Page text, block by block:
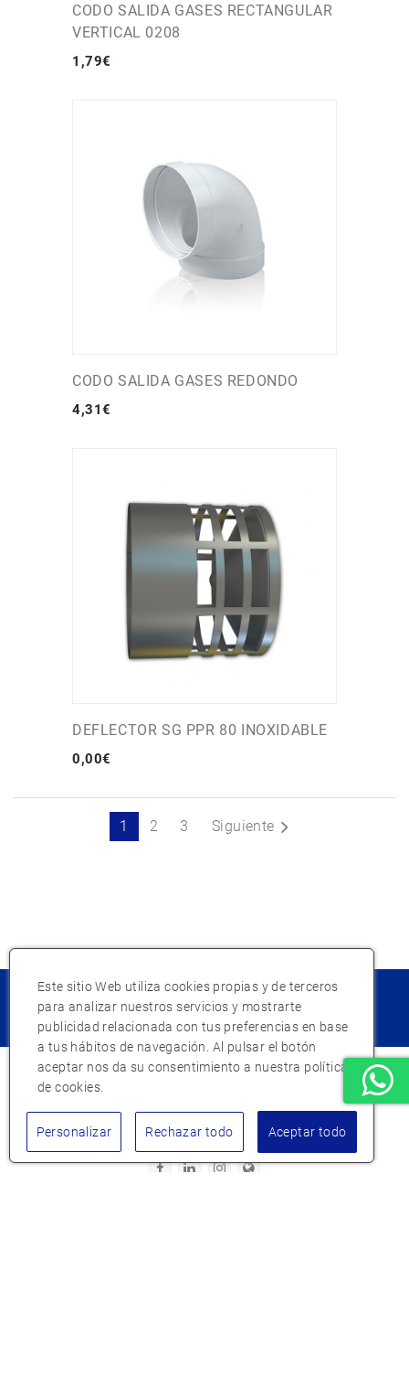
CODO SALIDA GASES RECTANGULAR
VERTICAL 0208
1 ,79€
CODO SALIDA GASES REDONDO
4,31€
DEFLECTOR SG PPR 80 INOXIDABLE
0,00€
1 2 3 Siguiente
Este sitio Web utiliza cookies propias y de terceros
para analizar nuestros servicios y mostrarte
publicidad relacionada con tus preferencias en base
a tus hábitos de navegación. Al pulsar el botón
aceptar nos da su consentimiento a nuestra política
de cookies.
Personalizar Rechazar todo Aceptar todo
¿Eres un cliente nuevo?
Empieza aqui